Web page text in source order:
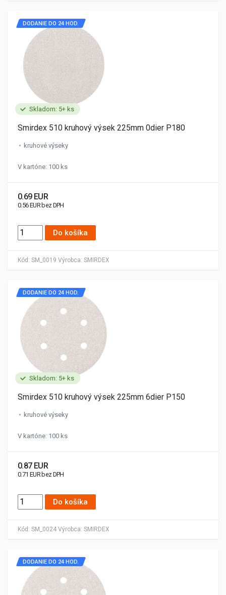
Skladom: 5+ ks
Kód: SM_0019 Výrobca: SMIRDEX
DODANIE DO 24 HOD.
Smirdex 510 kruhový výsek 225mm 0dier P180
kruhové výseky
V kartóne: 100 ks
0.69 EUR
0.56 EUR bez DPH
Do košíka
Skladom: 5+ ks
Kód: SM_0024 Výrobca: SMIRDEX
DODANIE DO 24 HOD.
Smirdex 510 kruhový výsek 225mm 6dier P150
kruhové výseky
V kartóne: 100 ks
0.87 EUR
0.71 EUR bez DPH
Do košíka
DODANIE DO 24 HOD.